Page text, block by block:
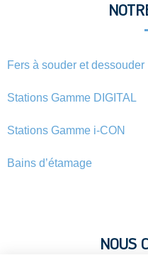
Fers à souder et dessouder
Stations Gamme DIGITAL
Stations Gamme i-CON
Bains d’étamage
NOUS